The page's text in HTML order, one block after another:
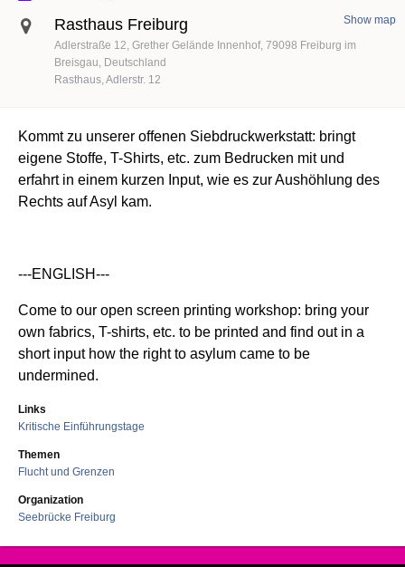
Rasthaus Freiburg
Adlerstraße 12 Grether Gelände Innenhof 79098 Freiburg im
Breisgau Deutschland
Show map
Rasthaus, Adlerstr. 12
Kommt zu unserer offenen Siebdruckwerkstatt: bringt
eigene Stoffe, T-Shirts, etc. zum Bedrucken mit und
erfahrt in einem kurzen Input, wie es zur Aushöhlung des
Rechts auf Asyl kam.
---ENGLISH---
Come to our open screen printing workshop: bring your
own fabrics, T-shirts, etc. to be printed and find out in a
short input how the right to asylum came to be
undermined.
Links
Kritische Einführungstage
Themen
Flucht und Grenzen
Organization
Seebrücke Freiburg